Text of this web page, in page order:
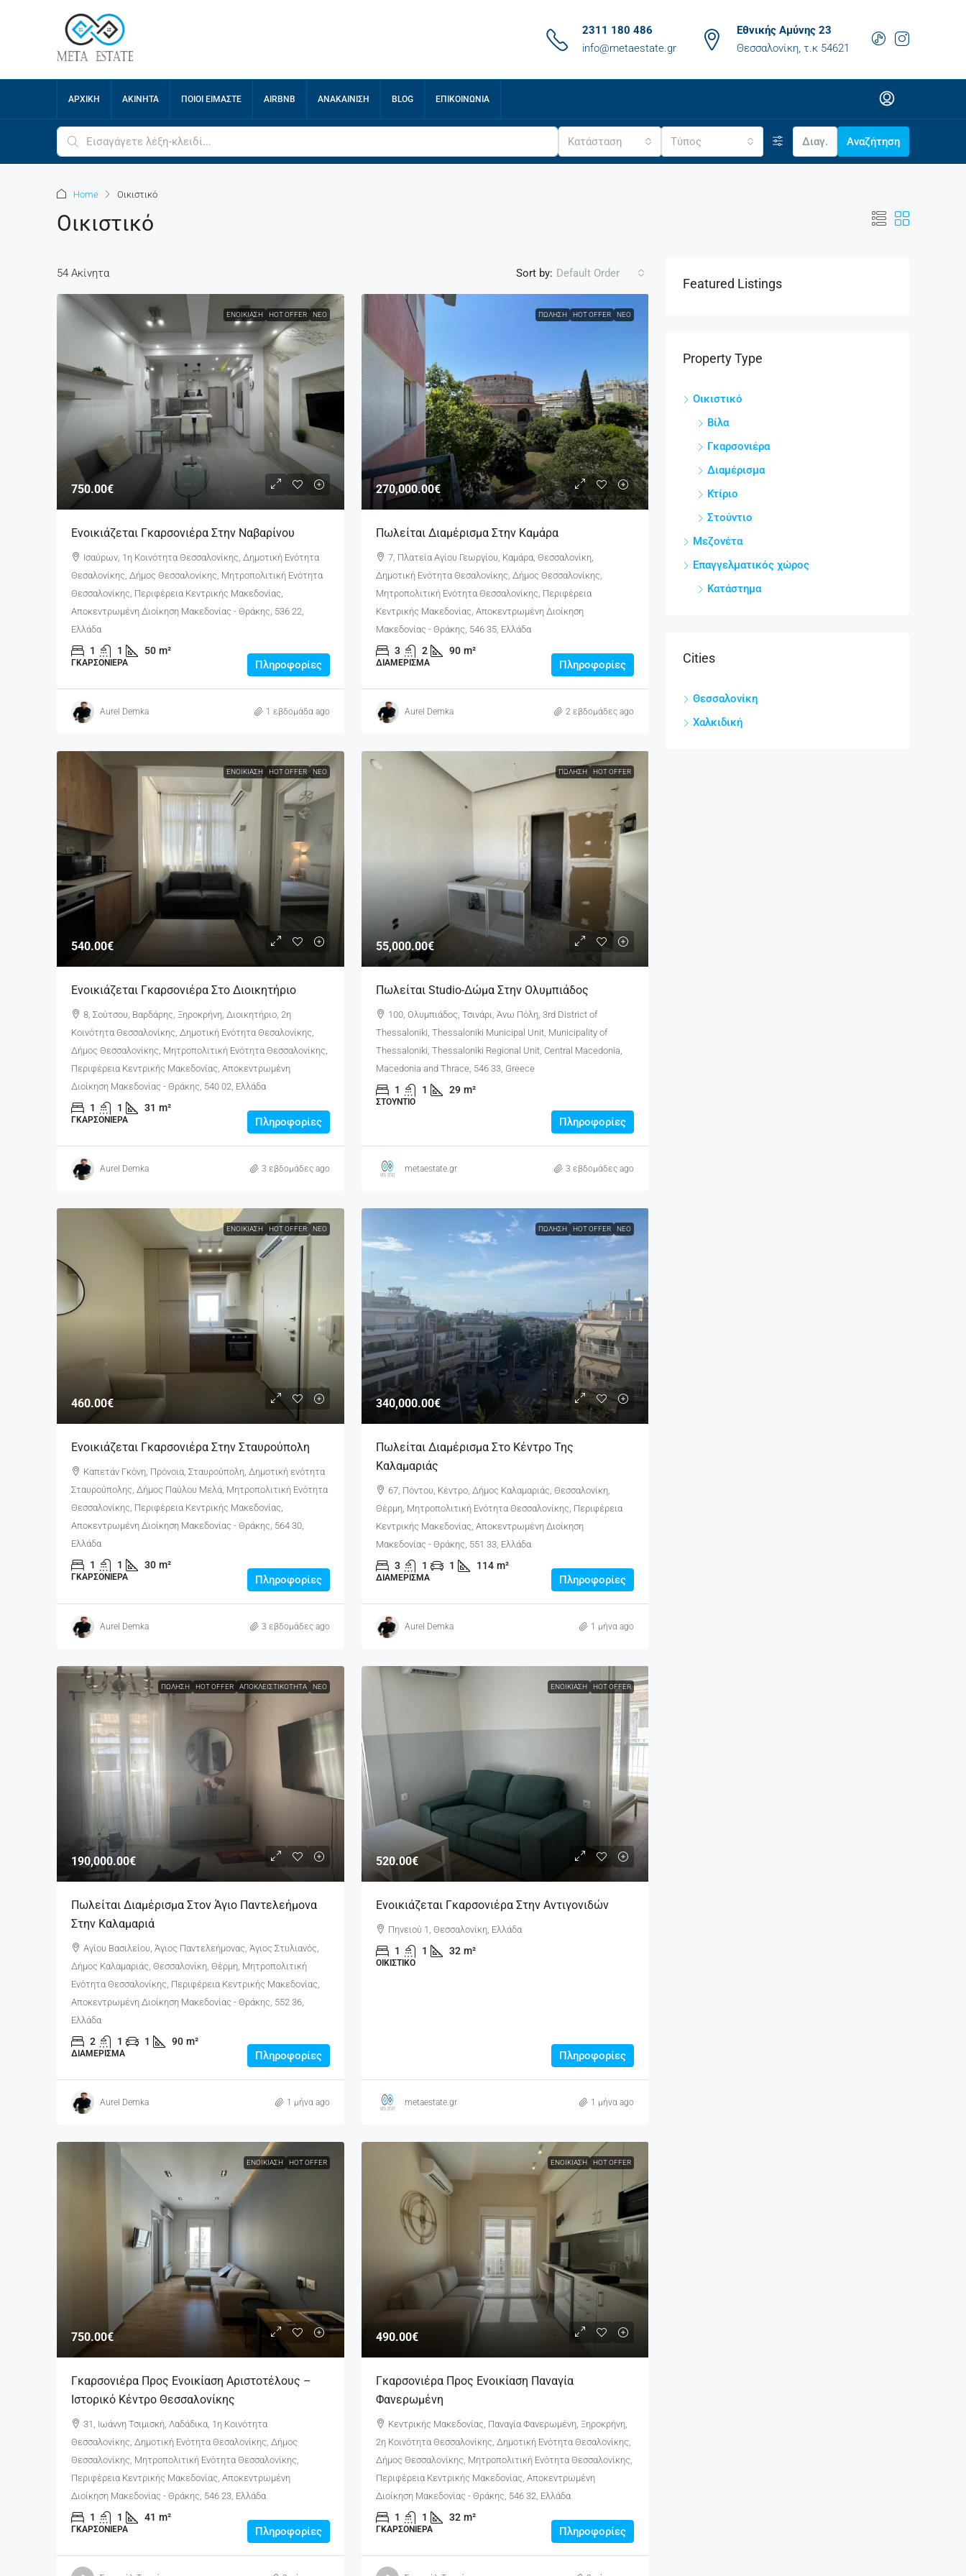
2311 180 486
info@metaestate.gr
Εθνικής Αμύνης 23
Θεσσαλονίκη, τ.κ 54621
ΑΡΧΙΚΉ ΑΚΊΝΗΤΑ ΠΟΙΟΙ ΕΊΜΑΣΤΕ AIRBNB ΑΝΑΚΑΊΝΙΣΗ BLOG ΕΠΙΚΟΙΝΩΝΊΑ
Κατάσταση Τύπος Διαγ. Αναζήτηση
Home Οικιστικό
Οικιστικό
54 Ακίνητα Sort by: Default Order
ΕΝΟΙΚΊΑΣΗ HOT OFFER ΝΈΟ
750.00€
Ενοικιάζεται Γκαρσονιέρα Στην Ναβαρίνου
Ισαύρων, 1η Κοινότητα Θεσσαλονίκης, Δημοτική Ενότητα
Θεσαλονίκης, Δήμος Θεσσαλονίκης, Μητροπολιτική Ενότητα
Θεσσαλονίκης, Περιφέρεια Κεντρικής Μακεδονίας,
Αποκεντρωμένη Διοίκηση Μακεδονίας - Θράκης, 536 22,
Ελλάδα
1 1 50 m²
ΓΚΑΡΣΟΝΙΈΡΑ Πληροφορίες
Aurel Demka 1 εβδομάδα ago
ΠΏΛΗΣΗ HOT OFFER ΝΈΟ
270,000.00€
Πωλείται Διαμέρισμα Στην Καμάρα
7, Πλατεία Αγίου Γεωργίου, Καμάρα, Θεσσαλονίκη,
Δημοτική Ενότητα Θεσαλονίκης, Δήμος Θεσσαλονίκης,
Μητροπολιτική Ενότητα Θεσσαλονίκης, Περιφέρεια
Κεντρικής Μακεδονίας, Αποκεντρωμένη Διοίκηση
Μακεδονίας - Θράκης, 546 35, Ελλάδα
3 2 90 m²
ΔΙΑΜΈΡΙΣΜΑ Πληροφορίες
Aurel Demka 2 εβδομάδες ago
ΕΝΟΙΚΊΑΣΗ HOT OFFER ΝΈΟ
540.00€
Ενοικιάζεται Γκαρσονιέρα Στο Διοικητήριο
8, Σούτσου, Βαρδάρης, Ξηροκρήνη, Διοικητήριο, 2η
Κοινότητα Θεσσαλονίκης, Δημοτική Ενότητα Θεσαλονίκης,
Δήμος Θεσσαλονίκης, Μητροπολιτική Ενότητα Θεσσαλονίκης,
Περιφέρεια Κεντρικής Μακεδονίας, Αποκεντρωμένη
Διοίκηση Μακεδονίας - Θράκης, 540 02, Ελλάδα
1 1 31 m²
ΓΚΑΡΣΟΝΙΈΡΑ Πληροφορίες
Aurel Demka 3 εβδομάδες ago
ΠΏΛΗΣΗ HOT OFFER
55,000.00€
Πωλείται Studio-Δώμα Στην Ολυμπιάδος
100, Ολυμπιάδος, Τσινάρι, Άνω Πόλη, 3rd District of
Thessaloniki, Thessaloniki Municipal Unit, Municipality of
Thessaloniki, Thessaloniki Regional Unit, Central Macedonia,
Macedonia and Thrace, 546 33, Greece
1 1 29 m²
ΣΤΟΎΝΤΙΟ
Πληροφορίες
metaestate.gr 3 εβδομάδες ago
ΕΝΟΙΚΊΑΣΗ HOT OFFER ΝΈΟ
460.00€
Ενοικιάζεται Γκαρσονιέρα Στην Σταυρούπολη
Καπετάν Γκόνη, Πρόνοια, Σταυρούπολη, Δημοτική ενότητα
Σταυρούπολης, Δήμος Παύλου Μελά, Μητροπολιτική Ενότητα
Θεσσαλονίκης, Περιφέρεια Κεντρικής Μακεδονίας,
Αποκεντρωμένη Διοίκηση Μακεδονίας - Θράκης, 564 30,
Ελλάδα
1 1 30 m²
ΓΚΑΡΣΟΝΙΈΡΑ Πληροφορίες
Aurel Demka 3 εβδομάδες ago
ΠΏΛΗΣΗ HOT OFFER ΝΈΟ
340,000.00€
Πωλείται Διαμέρισμα Στο Κέντρο Της
Καλαμαριάς
67, Πόντου, Κέντρο, Δήμος Καλαμαριάς, Θεσσαλονίκη,
Θέρμη, Μητροπολιτική Ενότητα Θεσσαλονίκης, Περιφέρεια
Κεντρικής Μακεδονίας, Αποκεντρωμένη Διοίκηση
Μακεδονίας - Θράκης, 551 33, Ελλάδα
3 1 1 114 m²
ΔΙΑΜΈΡΙΣΜΑ Πληροφορίες
Aurel Demka 1 μήνα ago
ΠΏΛΗΣΗ HOT OFFER ΑΠΟΚΛΕΙΣΤΙΚΌΤΗΤΑ ΝΈΟ
190,000.00€
Πωλείται Διαμέρισμα Στον Άγιο Παντελεήμονα
Στην Καλαμαριά
Αγίου Βασιλείου, Άγιος Παντελεήμονας, Άγιος Στυλιανός,
Δήμος Καλαμαριάς, Θεσσαλονίκη, Θέρμη, Μητροπολιτική
Ενότητα Θεσσαλονίκης, Περιφέρεια Κεντρικής Μακεδονίας,
Αποκεντρωμένη Διοίκηση Μακεδονίας - Θράκης, 552 36,
Ελλάδα
2 1 1 90 m²
ΔΙΑΜΈΡΙΣΜΑ Πληροφορίες
Aurel Demka 1 μήνα ago
ΕΝΟΙΚΊΑΣΗ HOT OFFER
520.00€
Ενοικιάζεται Γκαρσονιέρα Στην Αντιγονιδών
Πηνειού 1, Θεσσαλονίκη, Ελλάδα
1 1 32 m²
ΟΙΚΙΣΤΙΚΌ
Πληροφορίες
metaestate.gr 1 μήνα ago
ΕΝΟΙΚΊΑΣΗ HOT OFFER
750.00€
Γκαρσονιέρα Προς Ενοικίαση Αριστοτέλους –
Ιστορικό Κέντρο Θεσσαλονίκης
31, Ιωάννη Τσιμισκή, Λαδάδικα, 1η Κοινότητα
Θεσσαλονίκης, Δημοτική Ενότητα Θεσαλονίκης, Δήμος
Θεσσαλονίκης, Μητροπολιτική Ενότητα Θεσσαλονίκης,
Περιφέρεια Κεντρικής Μακεδονίας, Αποκεντρωμένη
Διοίκηση Μακεδονίας - Θράκης, 546 23, Ελλάδα
1 1 41 m²
ΓΚΑΡΣΟΝΙΈΡΑ Πληροφορίες
ΕΝΟΙΚΊΑΣΗ HOT OFFER
490.00€
Γκαρσονιέρα Προς Ενοικίαση Παναγία
Φανερωμένη
Κεντρικής Μακεδονίας, Παναγία Φανερωμένη, Ξηροκρήνη,
2η Κοινότητα Θεσσαλονίκης, Δημοτική Ενότητα Θεσαλονίκης,
Δήμος Θεσσαλονίκης, Μητροπολιτική Ενότητα Θεσσαλονίκης,
Περιφέρεια Κεντρικής Μακεδονίας, Αποκεντρωμένη
Διοίκηση Μακεδονίας - Θράκης, 546 32, Ελλάδα
1 1 32 m²
ΓΚΑΡΣΟΝΙΈΡΑ Πληροφορίες
Featured Listings
Property Type
Οικιστικό
Βίλα
Γκαρσονιέρα
Διαμέρισμα
Κτίριο
Στούντιο
Μεζονέτα
Επαγγελματικός χώρος
Κατάστημα
Cities
Θεσσαλονίκη
Χαλκιδική